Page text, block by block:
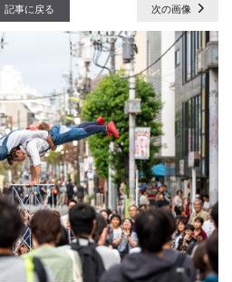
記事に戻る 次の画像